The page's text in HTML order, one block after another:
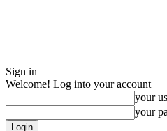
Sign in
Welcome! Log into your account
your
your